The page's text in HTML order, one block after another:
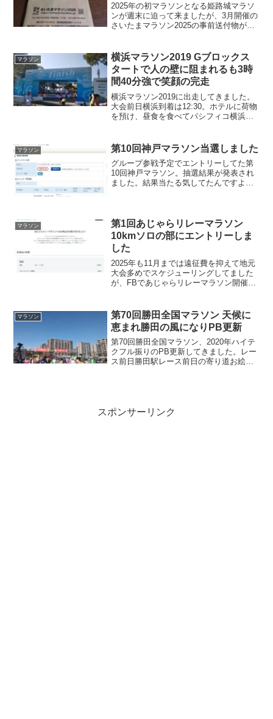
2025年の初マラソンとなる姫路城マラソ
ンが週末に迫って来ましたが、3月開催の
さいたまマラソン2025の事前送付物が到
ト等が入っていました。Aブロックスター
トですかー...
マラソン
横浜マラソン2019 Gブロックス
タートで人の壁に阻まれるも3時
間40分強で笑顔の完走
横浜マラソン2019に出走してきました。
大会前日横浜到着は12:30。ホテルに荷物
を預け、昼食を食べてパシフィコ横浜
連れて受付へ。IDチェックでは遠くから
ご家族でありが...
マラソン 第10回神戸マラソン当選しました
グループ参戦予定でエントリーしてた第
10回神戸マラソン。抽選結果が発表され
ました。結果当たる気してたんですよね
かやま→神戸の4週連続...
マラソン
第1回あじゃらリレーマラソン
10kmソロの部にエントリーしま
した
2025年も11月までは遠征費を抑えて地元
大会多めでスケジューリングしてました
が、FBであじゃらリレーマラソン開催の
戦。けど、どうせ翌日も状態確認j...
マラソン
第70回勝田全国マラソン 天候に
恵まれ勝田の風になりPB更新
第70回勝田全国マラソン、2020年ハイテ
クフル振りのPB更新してきました。レー
ス前日勝田駅レース前日の寄り道お絵描
スポンサーリンク